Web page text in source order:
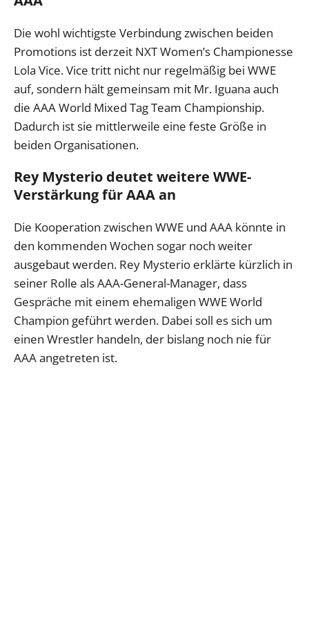
Die wohl wichtigste Verbindung zwischen beiden
Promotions ist derzeit NXT Women’s Championesse
Lola Vice. Vice tritt nicht nur regelmäßig bei WWE
auf, sondern hält gemeinsam mit Mr. Iguana auch
die AAA World Mixed Tag Team Championship.
Dadurch ist sie mittlerweile eine feste Größe in
beiden Organisationen.
Rey Mysterio deutet weitere WWE-
Verstärkung für AAA an
Die Kooperation zwischen WWE und AAA könnte in
den kommenden Wochen sogar noch weiter
ausgebaut werden. Rey Mysterio erklärte kürzlich in
seiner Rolle als AAA-General-Manager, dass
Gespräche mit einem ehemaligen WWE World
Champion geführt werden. Dabei soll es sich um
einen Wrestler handeln, der bislang noch nie für
AAA angetreten ist.